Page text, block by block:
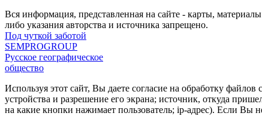
Вся информация, представленная на сайте - карты,
либо указания авторства и источника запрещено.
Под чуткой заботой
SEMPROGROUP
Русское географическое
общество
Используя этот сайт, Вы даете согласие на обработку
устройства и разрешение его экрана; источник, откуда
на какие кнопки нажимает пользователь; ip-адрес). Если